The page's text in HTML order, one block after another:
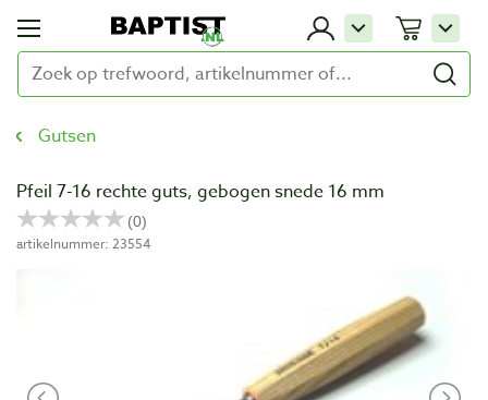
Gutsen
Pfeil 7-16 rechte guts, gebogen snede 16 mm
artikelnummer: 23554